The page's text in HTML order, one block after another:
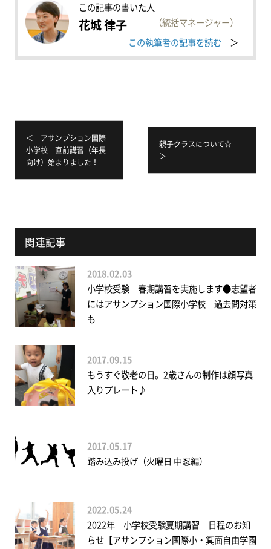
この記事の書いた人
花城 律子
（統括マネージャー）
この執筆者の記事を読む
＜ アサンプション国際
小学校 直前講習（年長
向け）始まりました！
親子クラスについて☆
＞
関連記事
2018.02.03
小学校受験 春期講習を実施します●志望者
にはアサンプション国際小学校 過去問対策
も
2017.09.15
もうすぐ敬老の日。2歳さんの制作は顔写真
入りプレート♪
2017.05.17
踏み込み投げ（火曜日 中忍編）
2022.05.24
2022年 小学校受験夏期講習 日程のお知
らせ【アサンプション国際小・箕面自由学園